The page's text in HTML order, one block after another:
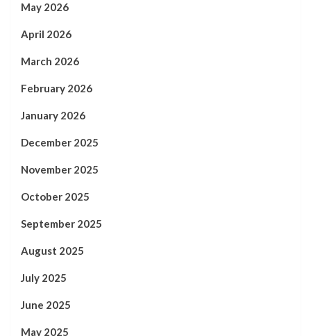
May 2026
April 2026
March 2026
February 2026
January 2026
December 2025
November 2025
October 2025
September 2025
August 2025
July 2025
June 2025
May 2025